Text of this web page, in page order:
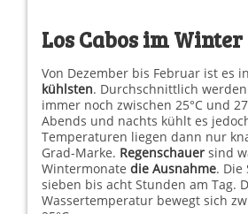
Los Cabos im Winter
Von Dezember bis Februar ist es
kühlsten. Durchschnittlich
immer noch zwischen 25°C und
Abends und nachts kühlt es
Temperaturen liegen dann nur
Grad-Marke. Regenschauersind
Wintermonatedie Ausnahme. Die
sieben bis acht Stunden am Tag.
Wassertemperatur bewegt sich